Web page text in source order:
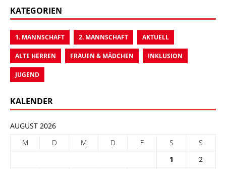
KATEGORIEN
1. MANNSCHAFT 2. MANNSCHAFT AKTUELL
ALTE HERREN FRAUEN & MÄDCHEN INKLUSION
JUGEND
KALENDER
AUGUST 2026
M
D M D F S
S
1
2